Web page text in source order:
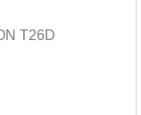
T26D